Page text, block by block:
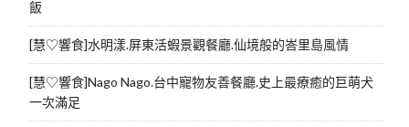
飯
[慧♡響食]水明漾.屏東活蝦景觀餐廳.仙境般的峇里島風情
[慧♡響食]Nago Nago.台中寵物友善餐廳.史上最療癒的巨萌犬
一次滿足